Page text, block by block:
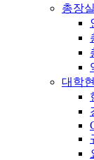
총장실
대학